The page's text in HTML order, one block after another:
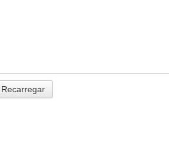
Recarregar